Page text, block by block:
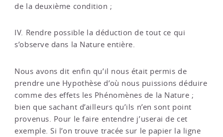
de la deuxième condition ;
IV. Rendre possible la déduction de tout ce qui
s’observe dans la Nature entière.
Nous avons dit enfin qu’il nous était permis de
prendre une Hypothèse d’où nous puissions déduire
comme des effets les Phénomènes de la Nature ;
bien que sachant d’ailleurs qu’ils n’en sont point
provenus. Pour le faire entendre j’userai de cet
exemple. Si l’on trouve tracée sur le papier la ligne